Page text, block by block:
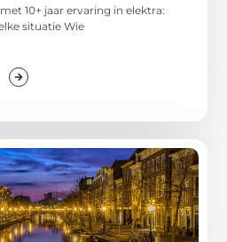
10+ jaar ervaring in elektra:
situatie Wie